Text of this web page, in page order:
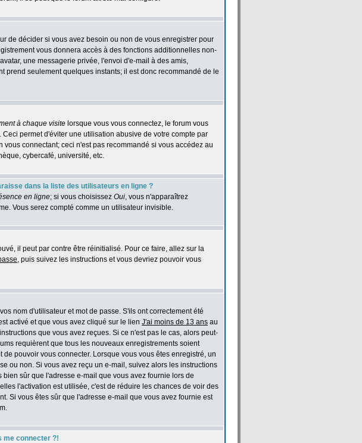
de décider si vous avez besoin ou non de vous enregistrer pour
vous donnera accès à des fonctions additionnelles non-
une messagerie privée, l'envoi d'e-mail à des amis,
prend seulement quelques instants; il est donc recommandé de le
à chaque visite lorsque vous vous connectez, le forum vous
permet d'éviter une utilisation abusive de votre compte par
connectant; ceci n'est pas recommandé si vous accédez au
cybercafé, université, etc.
dans la liste des utilisateurs en ligne ?
en ligne; si vous choisissez Oui, vous n'apparaîtrez
Vous serez compté comme un utilisateur invisible.
il peut par contre être réinitialisé. Pour ce faire, allez sur la
, puis suivez les instructions et vous devriez pouvoir vous
nom d'utilisateur et mot de passe. S'ils ont correctement été
activé et que vous avez cliqué sur le lien J'ai moins de 13 ans au
que vous avez reçues. Si ce n'est pas le cas, alors peut-
requièrent que tous les nouveaux enregistrements soient
pouvoir vous connecter. Lorsque vous vous êtes enregistré, un
ou non. Si vous avez reçu un e-mail, suivez alors les instructions
sûr que l'adresse e-mail que vous avez fournie lors de
l'activation est utilisée, c'est de réduire les chances de voir des
Si vous êtes sûr que l'adresse e-mail que vous avez fournie est
me connecter ?!